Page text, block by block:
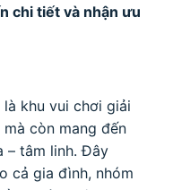
chi tiết và nhận ưu
là khu vui chơi giải
còn mang đến
– tâm linh. Đây
cả gia đình, nhóm